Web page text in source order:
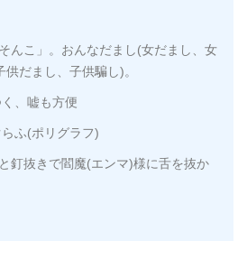
んこ」。おんなだまし(女だまし、女
だまし、子供騙し)。
、嘘も方便
ふ(ポリグラフ)
釘抜きで閻魔(エンマ)様に舌を抜か